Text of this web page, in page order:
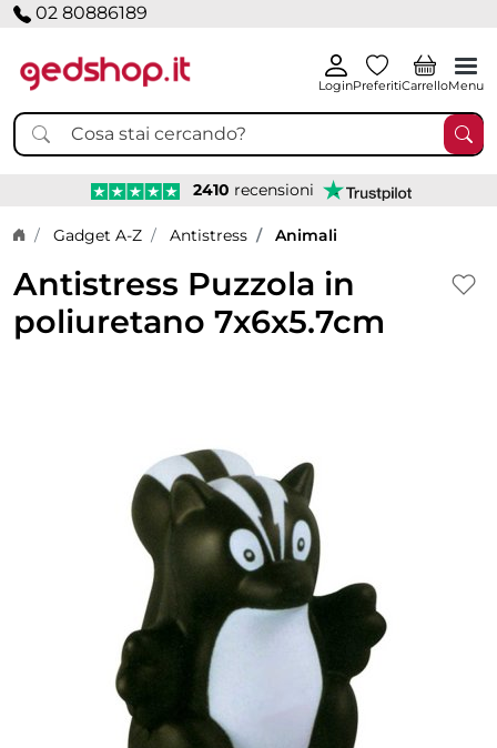
02 80886189
LoginPreferitiCarrelloMenu
2410 recensioni
Home page
Gadget A-Z Antistress Animali
Antistress Puzzola in
poliuretano 7x6x5.7cm